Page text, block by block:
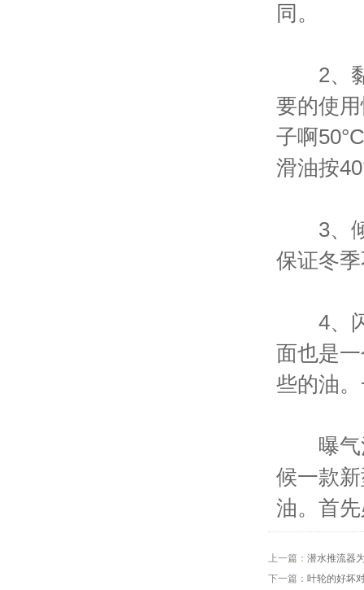
同。
2、黏
要的使
子啊
滑油按
3、倾
保证冬
4、闪
面也是
些的油
曝气池
候一款
油。首
上一篇： 潜水推流器
下一篇： 叶轮的好坏